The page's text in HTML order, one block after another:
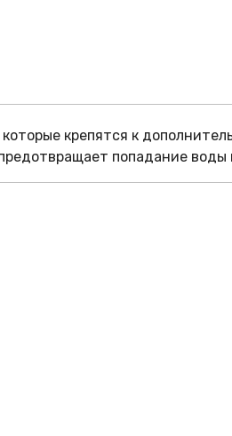
крепятся к
попадание воды